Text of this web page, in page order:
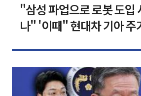
"삼성 파업으로 로봇 도입
나" '이때" 현대차 기아 주가 폭발적 성